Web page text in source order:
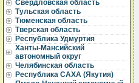
Свердловская область
Тульская область
Тюменская область
Тверская область
Республика Удмуртия
Ханты-Мансийский
автономный округ
Челябинская область
Республика САХА (Якутия)